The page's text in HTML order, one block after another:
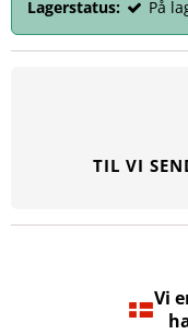
Lagerstatus: På
TIL VI
Vi